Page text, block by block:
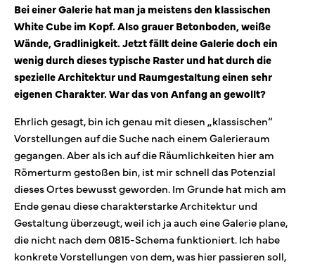
Bei einer Galerie hat man ja meistens den klassischen
White Cube im Kopf. Also grauer Betonboden, weiße
Wände, Gradlinigkeit. Jetzt fällt deine Galerie doch ein
wenig durch dieses typische Raster und hat durch die
spezielle Architektur und Raumgestaltung einen sehr
eigenen Charakter. War das von Anfang an gewollt?
Ehrlich gesagt, bin ich genau mit diesen „klassischen“
Vorstellungen auf die Suche nach einem Galerieraum
gegangen. Aber als ich auf die Räumlichkeiten hier am
Römerturm gestoßen bin, ist mir schnell das Potenzial
dieses Ortes bewusst geworden. Im Grunde hat mich am
Ende genau diese charakterstarke Architektur und
Gestaltung überzeugt, weil ich ja auch eine Galerie plane,
die nicht nach dem 0815-Schema funktioniert. Ich habe
konkrete Vorstellungen von dem, was hier passieren soll,